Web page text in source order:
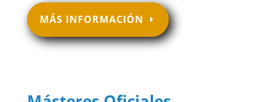
MÁS INFORMACIÓN